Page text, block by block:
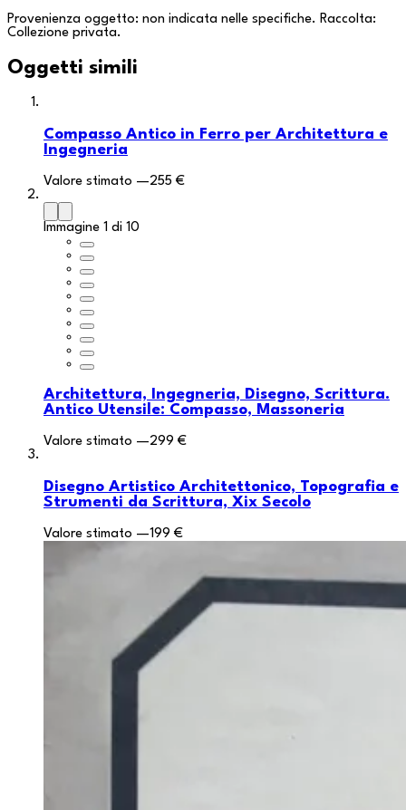
Provenienza oggetto: non indicata nelle specifiche. Raccolta:
Collezione privata.
Oggetti simili
Compasso Antico in Ferro per Architettura e
Ingegneria
Valore stimato —255 €
Immagine 1 di 10
Architettura, Ingegneria, Disegno, Scrittura.
Antico Utensile: Compasso, Massoneria
Valore stimato —299 €
Disegno Artistico Architettonico, Topografia e
Strumenti da Scrittura, Xix Secolo
Valore stimato —199 €